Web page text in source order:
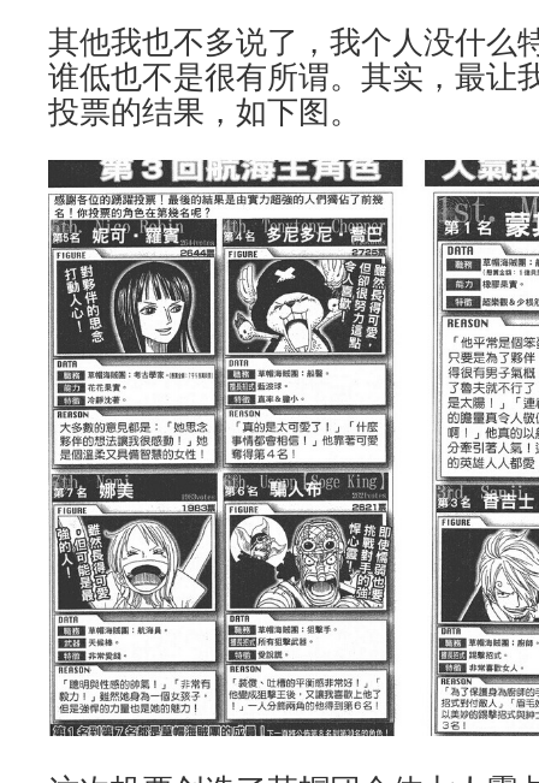
其他我也不多说了，我个人没什么
谁低也不是很有所谓。其实，最让
投票的结果，如下图。